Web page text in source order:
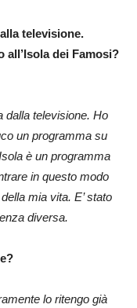
televisione.
all’Isola dei Famosi?
dalla televisione. Ho
un programma su
è un programma
in questo modo
mia vita. E’ stato
diversa.
lo ritengo già